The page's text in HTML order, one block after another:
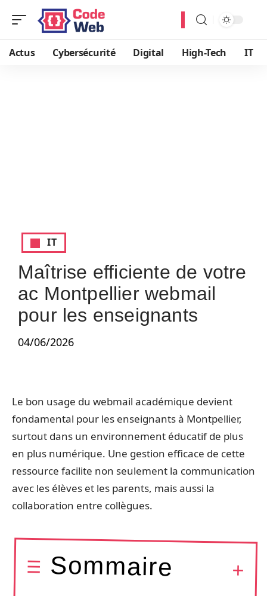
Actus Cybersécurité Digital High-Tech IT
IT
Maîtrise efficiente de votre
ac Montpellier webmail
pour les enseignants
04/06/2026
Le bon usage du webmail académique devient
fondamental pour les enseignants à Montpellier,
surtout dans un environnement éducatif de plus
en plus numérique. Une gestion efficace de cette
ressource facilite non seulement la communication
avec les élèves et les parents, mais aussi la
collaboration entre collègues.
Sommaire